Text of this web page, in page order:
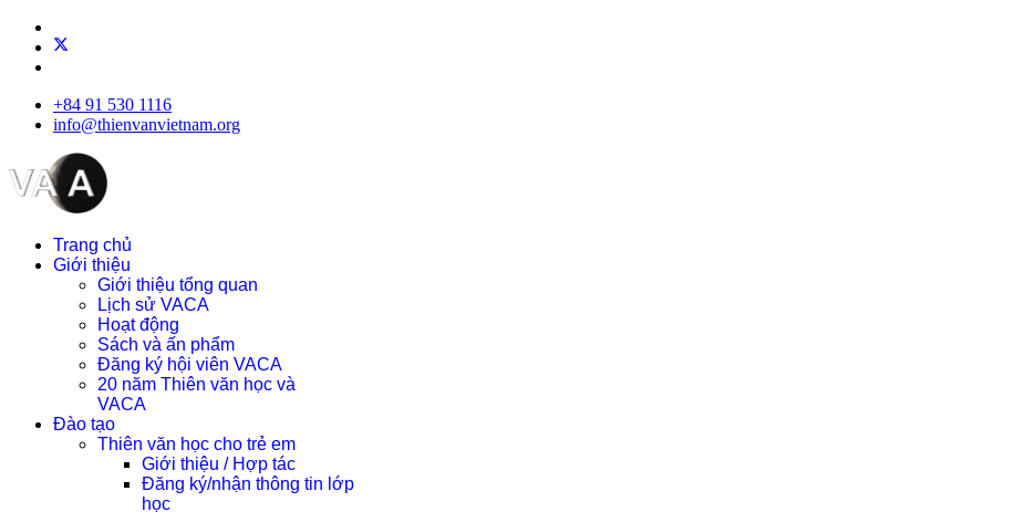
+84 91 530 1116
info@thienvanvietnam.org
Trang chủ
Giới thiệu
Giới thiệu tổng quan
Lịch sử VACA
Hoạt động
Sách và ấn phẩm
Đăng ký hội viên VACA
20 năm Thiên văn học và
VACA
Đào tạo
Thiên văn học cho trẻ em
Giới thiệu / Hợp tác
Đăng ký/nhận thông tin lớp
học